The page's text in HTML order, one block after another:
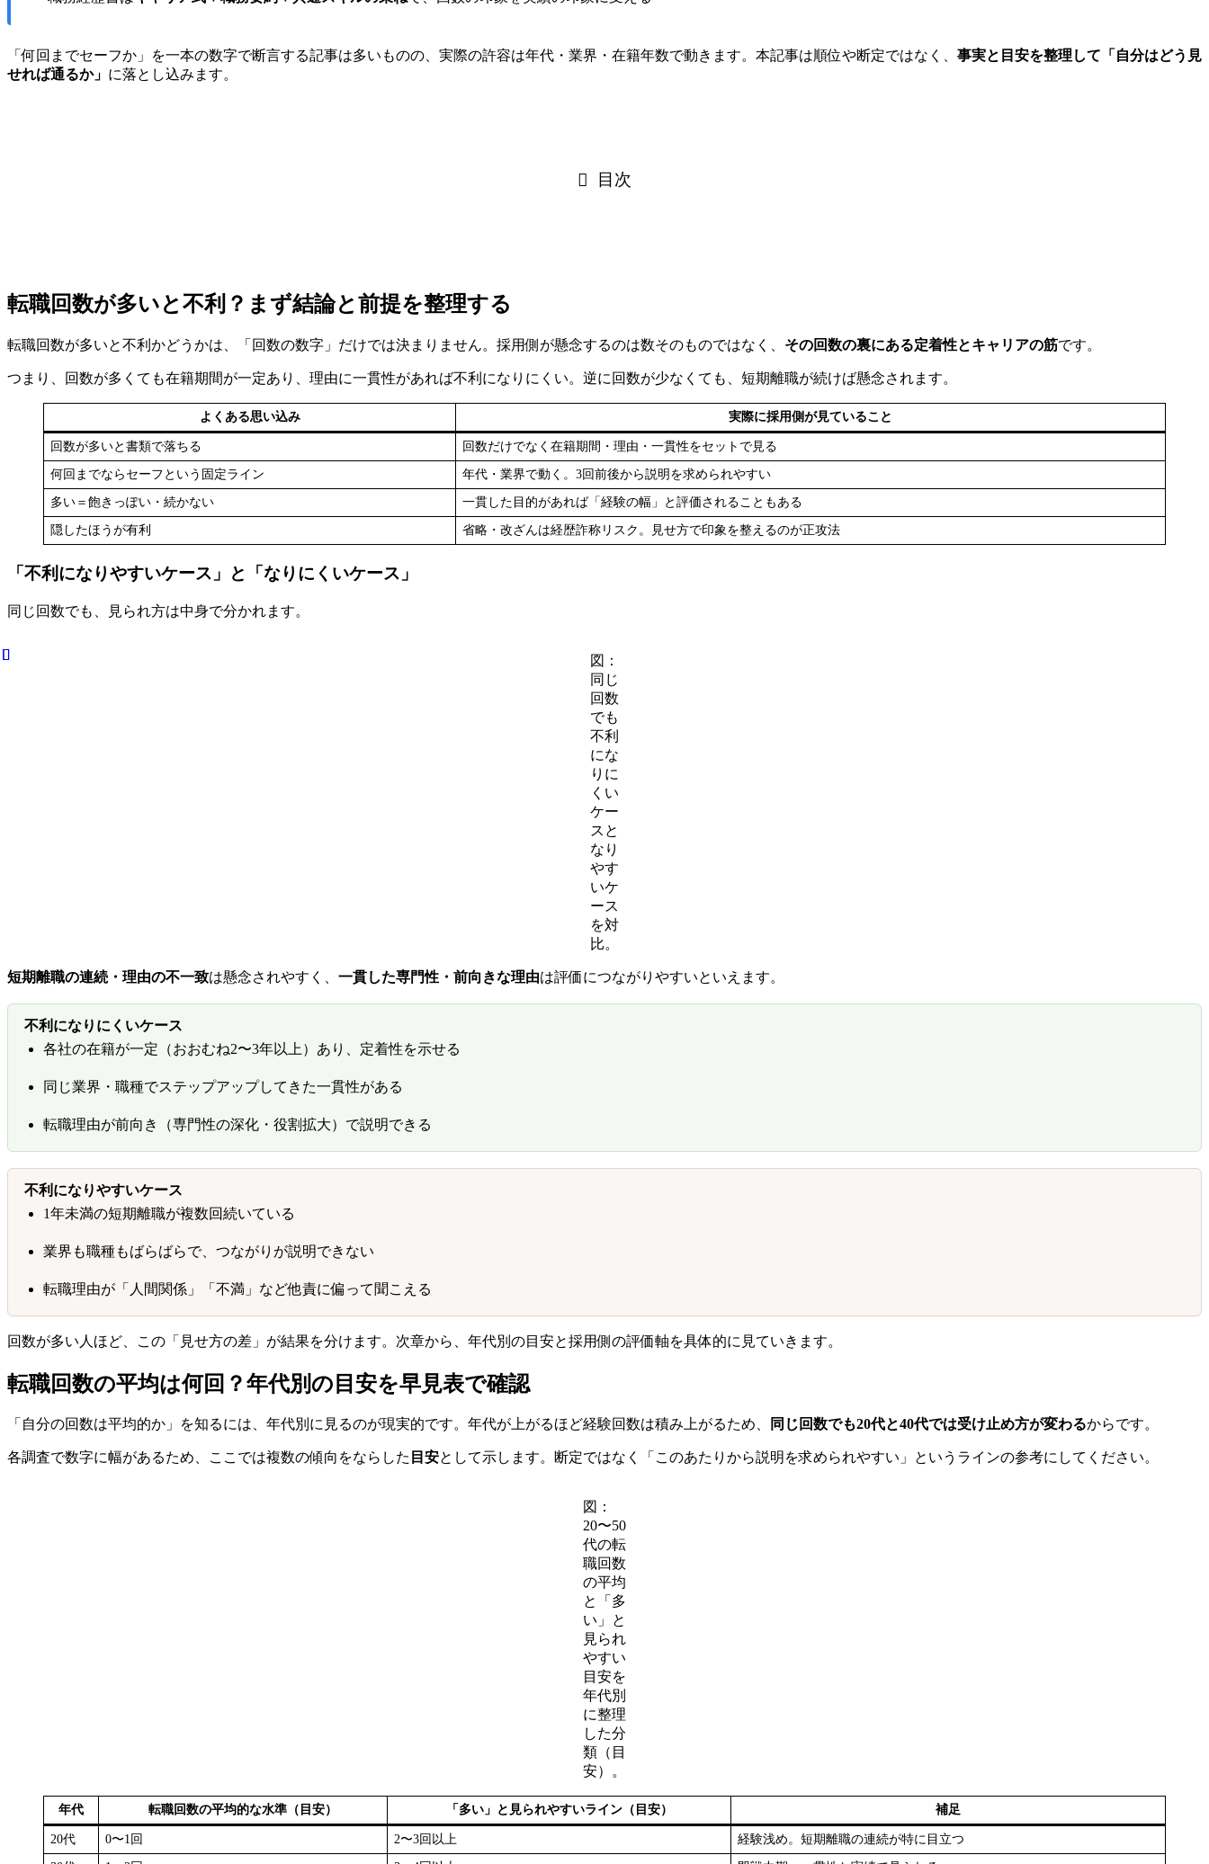
「何回までセーフか」を一本の数字で断言する記事は多いものの、実際の許容は年代・業界・在籍年数で動きます。本記事は順位や断定ではなく、 事実と目安を整理して「自分はどう見
せれば通るか」 に落とし込みます。
目次
転職回数が多いと不利？まず結論と前提を整理する
転職回数が多いと不利かどうかは、「回数の数字」だけでは決まりません。採用側が懸念するのは数そのものではなく、 その回数の裏にある定着性とキャリアの筋です。
つまり、回数が多くても在籍期間が一定あり、理由に一貫性があれば不利になりにくい。逆に回数が少なくても、短期離職が続けば懸念されます。
よくある思い込み 実際に採用側が見ていること
回数が多いと書類で落ちる 回数だけでなく在籍期間・理由・一貫性をセットで見る
何回までならセーフという固定ライン 年代・業界で動く。3回前後から説明を求められやすい
多い＝飽きっぽい・続かない 一貫した目的があれば「経験の幅」と評価されることもある
隠したほうが有利 省略・改ざんは経歴詐称リスク。見せ方で印象を整えるのが正攻法
「不利になりやすいケース」と「なりにくいケース」
同じ回数でも、見られ方は中身で分かれます。
図：
同じ
回数
でも
不利
にな
りに
くい
ケー
スと
なり
やす
いケ
ース
を対
比。
短期離職の連続・理由の不一致は懸念されやすく、 一貫した専門性・前向きな理由は評価につながりやすいといえます。
不利になりにくいケース
各社の在籍が一定（おおむね2〜3年以上）あり、定着性を示せる
同じ業界・職種でステップアップしてきた一貫性がある
転職理由が前向き（専門性の深化・役割拡大）で説明できる
不利になりやすいケース
1年未満の短期離職が複数回続いている
業界も職種もばらばらで、つながりが説明できない
転職理由が「人間関係」「不満」など他責に偏って聞こえる
回数が多い人ほど、この「見せ方の差」が結果を分けます。次章から、年代別の目安と採用側の評価軸を具体的に見ていきます。
転職回数の平均は何回？年代別の目安を早見表で確認
「自分の回数は平均的か」を知るには、年代別に見るのが現実的です。年代が上がるほど経験回数は積み上がるため、 同じ回数でも20代と40代では受け止め方が変わるからです。
各調査で数字に幅があるため、ここでは複数の傾向をならした 目安として示します。断定ではなく「このあたりから説明を求められやすい」というラインの参考にしてください。
図：
20〜50
代の転
職回数
の平均
と「多
い」と
見られ
やすい
目安を
年代別
に整理
した分
類（目
安）。
年代 転職回数の平均的な水準（目安） 「多い」と見られやすいライン（目安） 補足
20代 0〜1回 2〜3回以上 経験浅め。短期離職の連続が特に目立つ